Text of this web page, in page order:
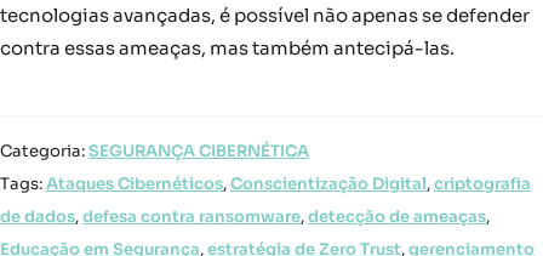
tecnologias avançadas, é possível não apenas se defender
contra essas ameaças, mas também antecipá-las.
Categoria:SEGURANÇA CIBERNÉTICA
Tags:Ataques Cibernéticos,Conscientização Digital,criptografia
de dados,defesa contra ransomware,detecção de ameaças,
Educação em Segurança,estratégia de Zero Trust,gerenciamento